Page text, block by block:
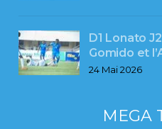
D1 Lonato
Gomido et
24 Mai 2026
MEGA